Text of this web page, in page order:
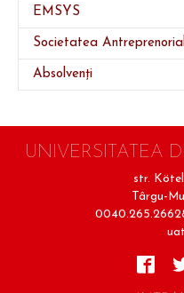
EMSYS
Societatea
Absolvenți
UNIVERSITATEA
str.
Târgu-